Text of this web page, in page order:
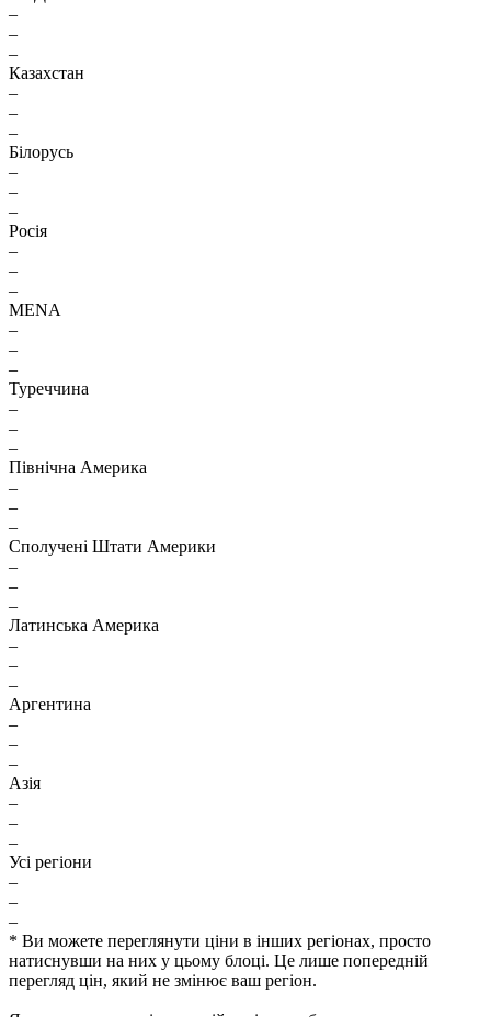
–
–
–
Казахстан
–
–
–
Білорусь
–
–
–
Росія
–
–
–
MENA
–
–
–
Туреччина
–
–
–
Північна Америка
–
–
–
Сполучені Штати Америки
–
–
–
Латинська Америка
–
–
–
Аргентина
–
–
–
Азія
–
–
–
Усі регіони
–
–
–
* Ви можете переглянути ціни в інших регіонах, просто
натиснувши на них у цьому блоці. Це лише попередній
перегляд цін, який не змінює ваш регіон.